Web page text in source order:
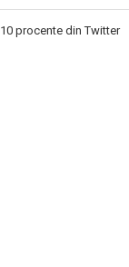
10 procente din Twitter